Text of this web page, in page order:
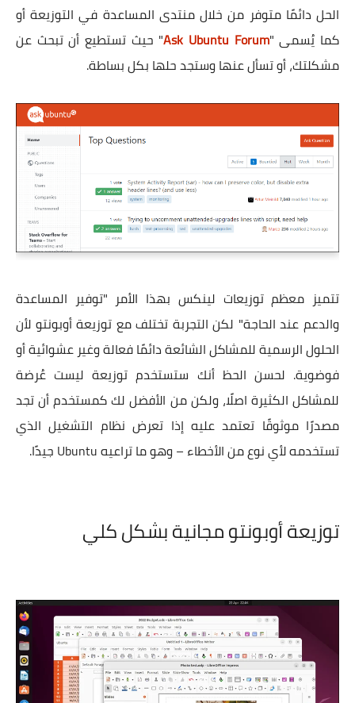
الحل دائمًا متوفر من خلال منتدى المساعدة في التوزيعة أو
كما يُسمى "Ask Ubuntu Forum" حيث تستطيع أن تبحث عن
مشكلتك، أو تسأل عنها وستجد حلها بكل بساطة.
تتميز معظم توزيعات لينكس بهذا الأمر "توفير المساعدة
والدعم عند الحاجة" لكن التجربة تختلف مع توزيعة أوبونتو لأن
الحلول الرسمية للمشاكل الشائعة دائمًا فعالة وغير عشوائية أو
فوضوية. لحسن الحظ أنك ستستخدم توزيعة ليست عُرضة
للمشاكل الكثيرة اصلًا، ولكن من الأفضل لك كمستخدم أن تجد
مصدرًا موثوقًا تعتمد عليه إذا تعرض نظام التشغيل الذي
تستخدمه لأي نوع من الأخطاء – وهو ما تراعيه Ubuntu جيدًا.
توزيعة أوبونتو مجانية بشكل كلي